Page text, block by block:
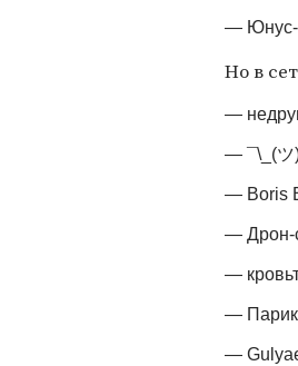
— Юнус-
Но в
—
— ¯\_(ツ
— Boris
— Дрон-
—
— Парик
—